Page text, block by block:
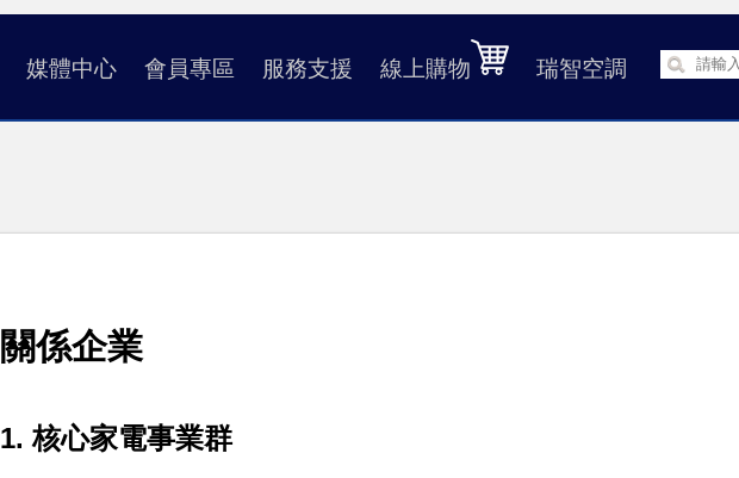
媒體中心 會員專區 服務支援 線上購物 瑞智空調
關係企業
1. 核心家電事業群